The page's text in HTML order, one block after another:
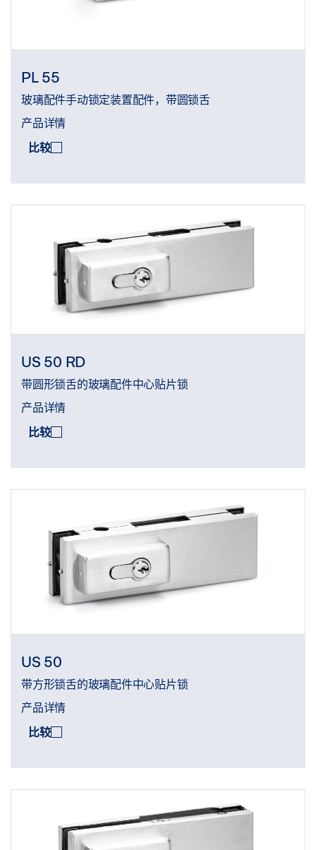
PL 55
玻璃配件手动锁定装置配件，带圆锁舌
产品详情
比较
US 50 RD
带圆形锁舌的玻璃配件中心贴片锁
产品详情
比较
US 50
带方形锁舌的玻璃配件中心贴片锁
产品详情
比较